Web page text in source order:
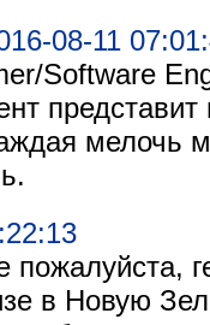
08-11
Software
мелочь
пожалуйста,
в Новую